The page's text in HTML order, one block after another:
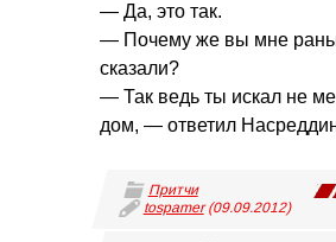
— Да, это так.
— Почему же вы мне
сказали?
— Так ведь ты искал не
дом, — ответил
Притчи
tospamer(09.09.2012)